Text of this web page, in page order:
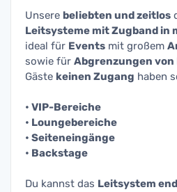
Unsere beliebten und zeitlos
Leitsysteme mit Zugband in
ideal für Events mit großem
sowie für Abgrenzungen von
Gäste keinen Zugang haben
• VIP-Bereiche
• Loungebereiche
• Seiteneingänge
• Backstage
Du kannst das Leitsystem